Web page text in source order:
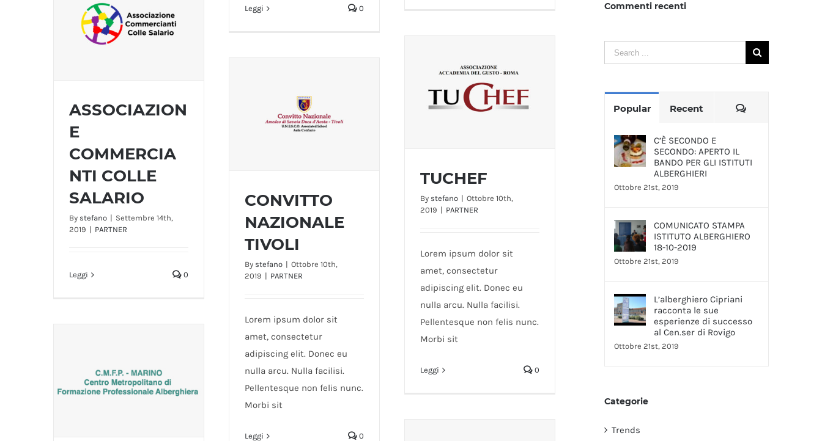
Leggi 0
COMMERCIANTI COLLE
SALARIO
ASSOCIAZION
E
COMMERCIA
NTI COLLE
SALARIO
By stefano | Settembre 14th,
2019 | PARTNER
Leggi 0
TUCHEF
By stefano | Ottobre 10th,
2019 | PARTNER
Lorem ipsum dolor sit
amet, consectetur
adipiscing elit. Donec eu
nulla arcu. Nulla facilisi.
Pellentesque non felis nunc.
Morbi sit
Leggi 0
CONVITTO NAZIONALE
TIVOLI
CONVITTO
NAZIONALE
TIVOLI
By stefano | Ottobre 10th,
2019 | PARTNER
Lorem ipsum dolor sit
amet, consectetur
adipiscing elit. Donec eu
nulla arcu. Nulla facilisi.
Pellentesque non felis nunc.
Morbi sit
Leggi 0
Commenti recenti
Search
for:
Popular Recent Comments
C’È SECONDO E
SECONDO: APERTO IL
BANDO PER GLI ISTITUTI
ALBERGHIERI
Ottobre 21st, 2019
COMUNICATO STAMPA
ISTITUTO ALBERGHIERO
18-10-2019
Ottobre 21st, 2019
L’alberghiero Cipriani
racconta le sue
esperienze di successo
al Cen.ser di Rovigo
Ottobre 21st, 2019
Categorie
Trends